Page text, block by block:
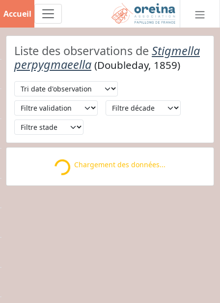
Accueil
Liste des observations de Stigmella
perpygmaeella (Doubleday, 1859)
Loading... Chargement des données...